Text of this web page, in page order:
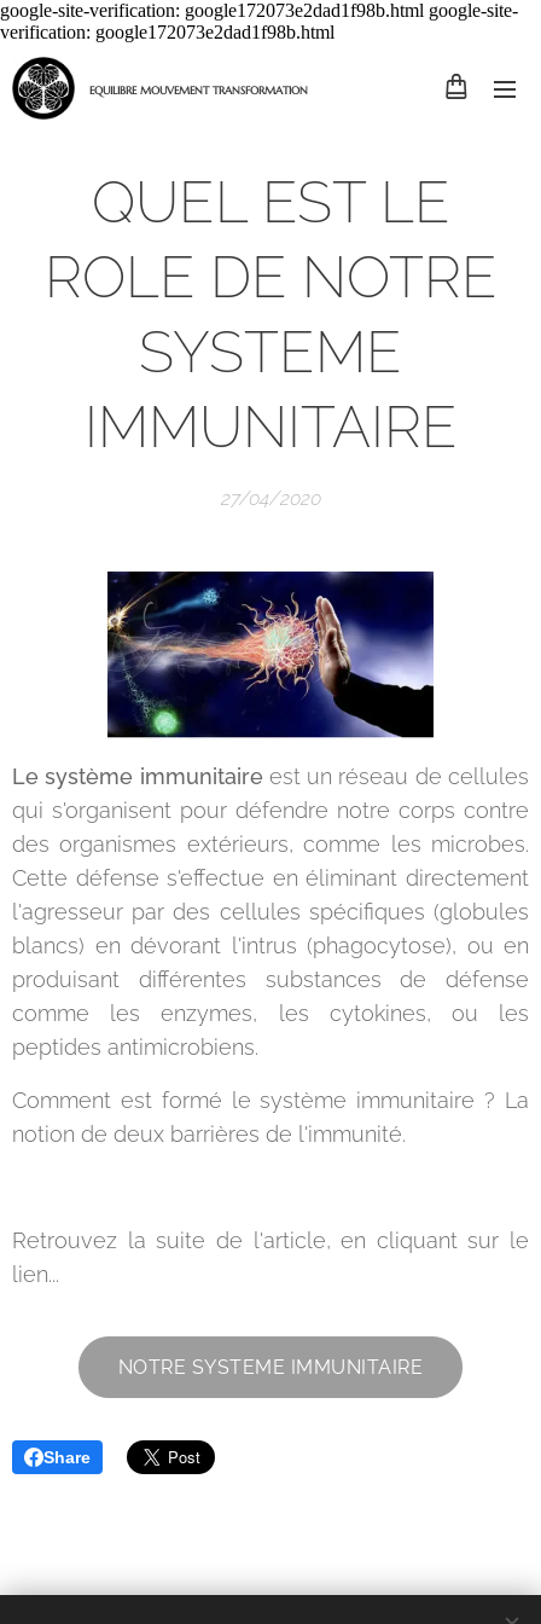
google-site-verification: google172073e2dad1f98b.html google-site-
verification: google172073e2dad1f98b.html
EQUILIBRE MOUVEMENT TRANSFORMATION
QUEL EST LE
ROLE DE NOTRE
SYSTEME
IMMUNITAIRE
27/04/2020
Le système immunitaire est un réseau de cellules
qui s'organisent pour défendre notre corps contre
des organismes extérieurs, comme les microbes.
Cette défense s'effectue en éliminant directement
l'agresseur par des cellules spécifiques (globules
blancs) en dévorant l'intrus (phagocytose), ou en
produisant différentes substances de défense
comme les enzymes, les cytokines, ou les
peptides antimicrobiens.
Comment est formé le système immunitaire ? La
notion de deux barrières de l'immunité.
Retrouvez la suite de l'article, en cliquant sur le
lien...
NOTRE SYSTEME IMMUNITAIRE
Share